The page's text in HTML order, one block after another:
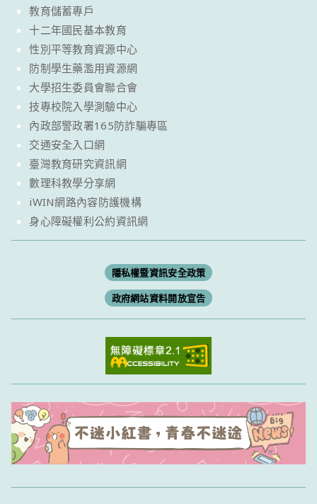
教育儲蓄專戶
十二年國民基本教育
性別平等教育資源中心
防制學生藥濫用資源網
大學招生委員會聯合會
技專校院入學測驗中心
內政部警政署165防詐騙專區
交通安全入口網
臺灣教育研究資訊網
數理科教學分享網
iWIN網路內容防護機構
身心障礙權利公約資訊網
隱私權暨資訊安全政策
政府網站資料開放宣告